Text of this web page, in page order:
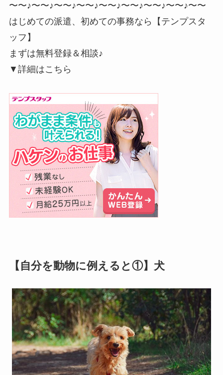
〜〜♪〜〜♪〜〜♪〜〜♪〜〜♪〜〜♪〜〜♪〜〜♪〜〜
はじめての派遣、初めての事務なら【テンプスタ
ッフ】
まずは無料登録＆相談♪
▼詳細はこちら
【自分を動物に例えると①】犬